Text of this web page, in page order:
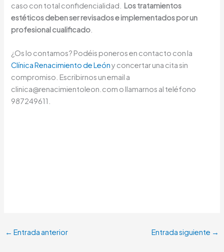
caso con total confidencialidad. Los tratamientos
estéticos deben ser revisados e implementados por un
profesional cualificado
¿Os lo contamos? Podéis poneros en contacto con la
Clínica Renacimiento de Leóny concertar una cita sin
compromiso. Escribirnos un email a
clinica@renacimientoleon.com o llamarnos al teléfono
987249611.
← Entrada anterior Entrada siguiente →